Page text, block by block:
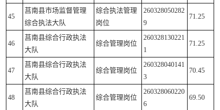
45
莒南县市场监督管理
综合执法大队
综合执法管理
岗位
260328050282
9
71.25
46
莒南县综合行政执法
大队
综合管理岗位
260328130221
1
71.25
47
莒南县综合行政执法
大队
综合管理岗位
260328040141
3
70.45
48
莒南县综合行政执法
大队
综合管理岗位
260328060220
6
69.50